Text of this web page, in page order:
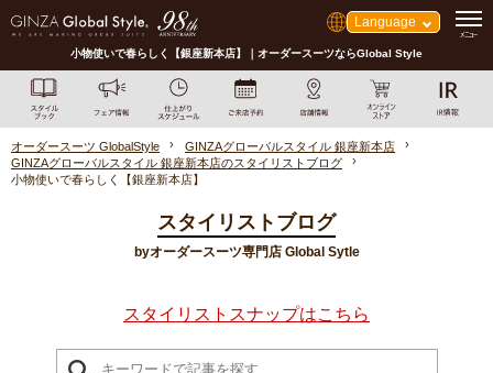
Language
小物使いで春らしく【銀座新本店】｜オーダースーツならGlobal Style
オーダースーツ GlobalStyle
GINZAグローバルスタイル 銀座新本店
GINZAグローバルスタイル 銀座新本店のスタイリストブログ
小物使いで春らしく【銀座新本店】
スタイリストブログ
byオーダースーツ専門店 Global Sytle
スタイリストスナップはこちら